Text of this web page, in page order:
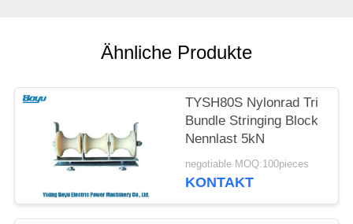
PRIVACY
POLICY
Ähnliche Produkte
TYSH80S Nylonrad Tri
Bundle Stringing Block
Nennlast 5kN
negotiable MOQ:100pieces
KONTAKT